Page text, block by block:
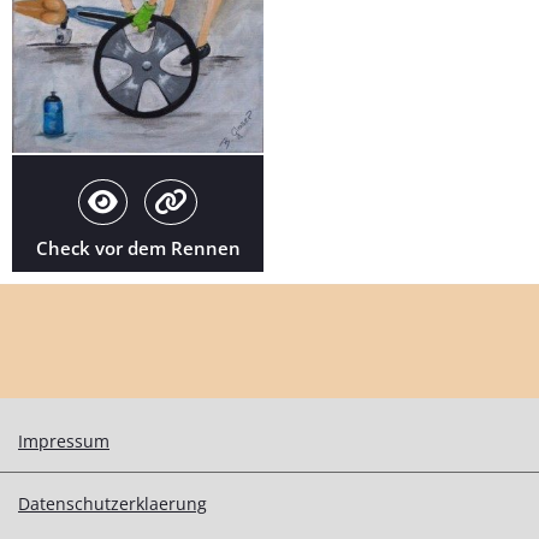
Check vor dem Rennen
Impressum
Datenschutzerklaerung